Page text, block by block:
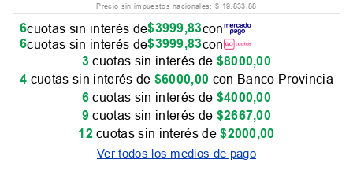
Precio sin impuestos nacionales: $ 19.833,88
6cuotas sin interés de$3999,83con
6cuotas sin interés de$3999,83con
3 cuotas sin interés de $8000,00
4 cuotas sin interés de $6000,00 con Banco Provincia
6 cuotas sin interés de $4000,00
9 cuotas sin interés de $2667,00
12 cuotas sin interés de$2000,00
Ver todos los medios de pago